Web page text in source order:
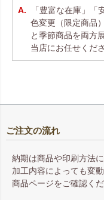
「豊富な在庫」
色変更（限定商品
と季節商品を両方
当店にお任せくださ
ご注文の流れ
納期は商品や印刷方法
加工内容によっても変
商品ページをご確認くだ